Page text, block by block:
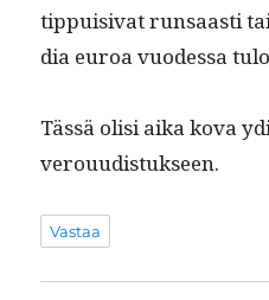
tip­puisi­vat run­saasti
dia euroa vuodessa
Tässä olisi aika kova
verouudistukseen.
Vastaa